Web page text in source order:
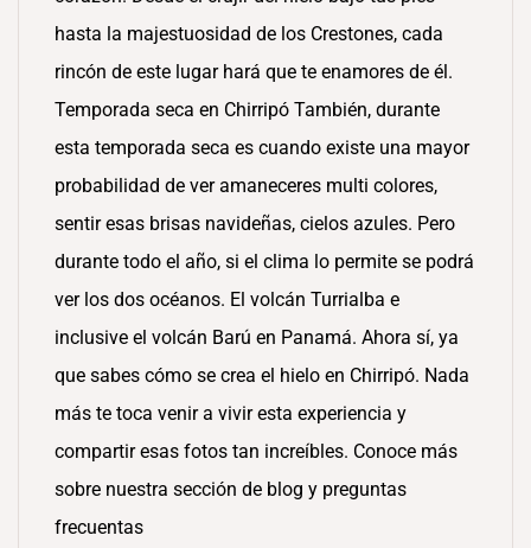
hasta la majestuosidad de los Crestones, cada
rincón de este lugar hará que te enamores de él.
Temporada seca en Chirripó También, durante
esta temporada seca es cuando existe una mayor
probabilidad de ver amaneceres multi colores,
sentir esas brisas navideñas, cielos azules. Pero
durante todo el año, si el clima lo permite se podrá
ver los dos océanos. El volcán Turrialba e
inclusive el volcán Barú en Panamá. Ahora sí, ya
que sabes cómo se crea el hielo en Chirripó. Nada
más te toca venir a vivir esta experiencia y
compartir esas fotos tan increíbles. Conoce más
sobre nuestra sección de blog y preguntas
frecuentas